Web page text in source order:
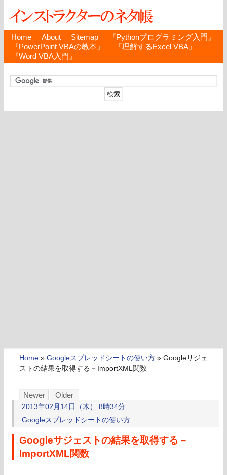
Home About Sitemap
『Pythonプログラミング入門』
『PowerPoint VBAの教本』
『理解するExcel VBA』
『Word VBA入門』
Home » Googleスプレッドシートの使い方 » Googleサジェ
ストの結果を取得する－ImportXML関数
Newer Older
2013年02月14日（木） 8時34分
Googleスプレッドシートの使い方
Googleサジェストの結果を取得する－
ImportXML関数